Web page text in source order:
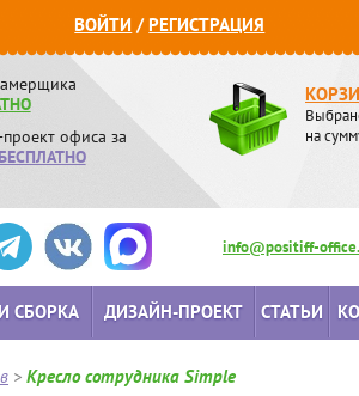
ВОЙТИ /РЕГИСТРАЦИЯ
офиса за
БЕСПЛАТНО
на
info@positiff-
СБОРКА ДИЗАЙН-ПРОЕКТ СТАТЬИ
> Кресло сотрудника Simple